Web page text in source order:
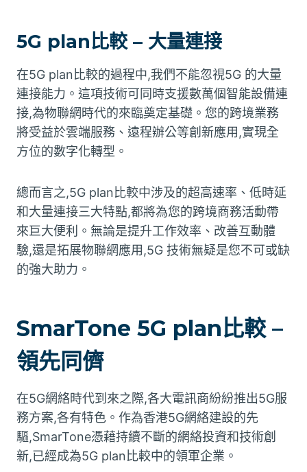
5G plan比較 – 大量連接
在5G plan比較的過程中,我們不能忽視5G 的大量
連接能力。這項技術可同時支援數萬個智能設備連
接,為物聯網時代的來臨奠定基礎。您的跨境業務
將受益於雲端服務、遠程辦公等創新應用,實現全
方位的數字化轉型。
總而言之,5G plan比較中涉及的超高速率、低時延
和大量連接三大特點,都將為您的跨境商務活動帶
來巨大便利。無論是提升工作效率、改善互動體
驗,還是拓展物聯網應用,5G 技術無疑是您不可或缺
的強大助力。
SmarTone 5G plan比較 –
領先同儕
在5G網絡時代到來之際,各大電訊商紛紛推出5G服
務方案,各有特色。作為香港5G網絡建設的先
驅,SmarTone憑藉持續不斷的網絡投資和技術創
新,已經成為5G plan比較中的領軍企業。